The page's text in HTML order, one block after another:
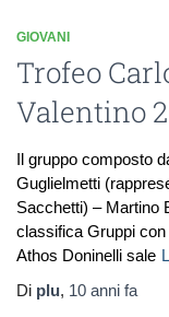
GIOVANI
Trofeo
Valentino
Il gruppo composto
Guglielmetti
Sacchetti) – Martino
classifica Gruppi
Athos Doninelli sale
Di plu, 10 anni fa